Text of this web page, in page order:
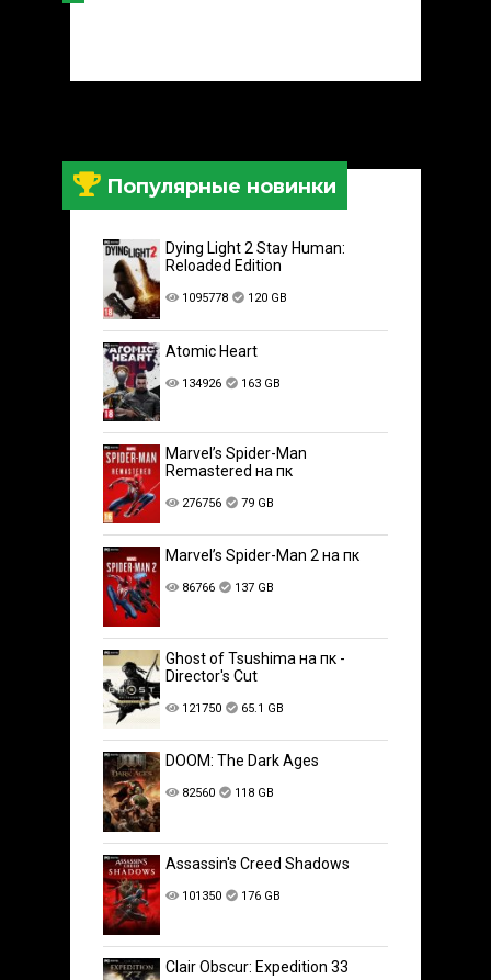
Популярные новинки
Dying Light 2 Stay Human:
Reloaded Edition
1095778 120 GB
Atomic Heart
134926 163 GB
Marvel’s Spider-Man
Remastered на пк
276756 79 GB
Marvel’s Spider-Man 2 на пк
86766 137 GB
Ghost of Tsushima на пк -
Director's Cut
121750 65.1 GB
DOOM: The Dark Ages
82560 118 GB
Assassin's Creed Shadows
101350 176 GB
Clair Obscur: Expedition 33